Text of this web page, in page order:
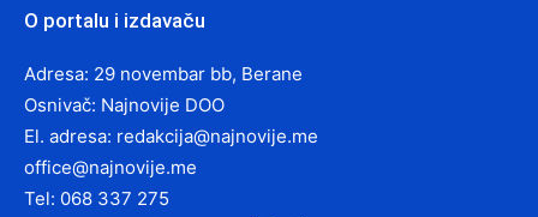
O portalu i izdavaču
Adresa: 29 novembar bb, Berane
Osnivač: Najnovije DOO
El. adresa: redakcija@najnovije.me
office@najnovije.me
Tel: 068 337 275